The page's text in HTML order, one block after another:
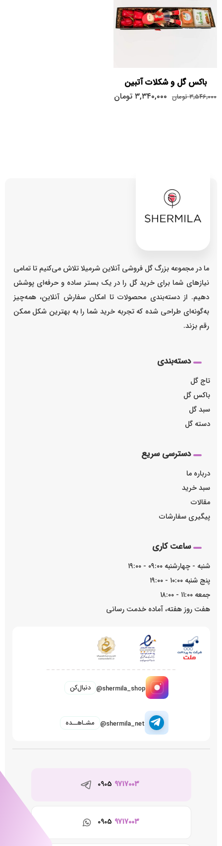
باکس گل و شکلات آتبین
۳,۵۴۶,۰۰۰ تومان ۳,۳۴۰,۰۰۰ تومان
ما در مجموعه بزرگ گل فروشی آنلاین شرمیلا تلاش می‌کنیم تا تمامی
نیازهای شما برای خرید گل را در یک بستر ساده و حرفه‌ای پوشش
دهیم. از دسته‌بندی محصولات تا امکان سفارش آنلاین، همه‌چیز
به‌گونه‌ای طراحی شده که تجربه خرید شما را به بهترین شکل ممکن
رقم بزند.
دسته‌بندی
تاج گل
باکس گل
سبد گل
دسته گل
دسترسی سریع
درباره ما
سبد خرید
مقالات
پیگیری سفارشات
ساعت کاری
شنبه - چهارشنبه ۰۹:۰۰ - ۱۹:۰۰
پنج شنبه ۱۰:۰۰ - ۱۹:۰۰
جمعه ۱۱:۰۰ - ۱۸:۰۰
هفت روز هفته، آماده خدمت رسانی
@shermila_shop دنبال‌کن
@shermila_net مشـاهــده
0905 9717003
0905 9717003